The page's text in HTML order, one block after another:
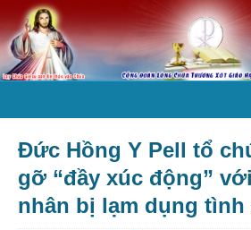
Đức Hồng Y Pell tổ
gỡ “đầy xúc động”
nhân bị lạm dụng tình